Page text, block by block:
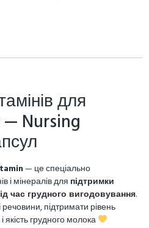
для
— Nursing
— це спеціально
і мінералів для підтримки
час грудного вигодовування.
підтримати рівень
якість грудного молока